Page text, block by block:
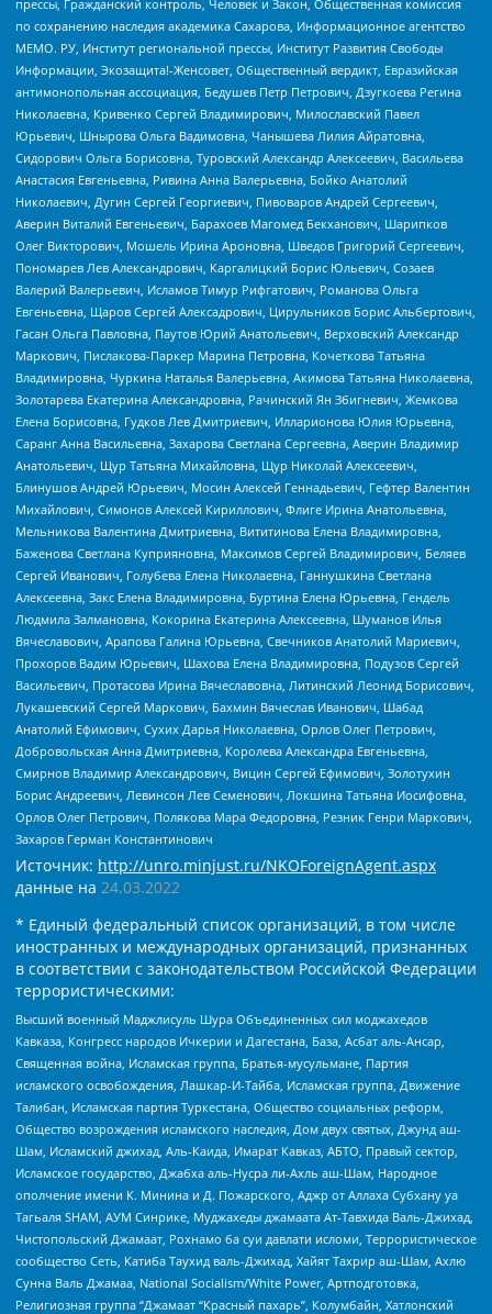
прессы, Гражданский контроль, Человек и Закон, Общественная комиссия
по сохранению наследия академика Сахарова, Информационное агентство
МЕМО. РУ, Институт региональной прессы, Институт Развития Свободы
Информации, Экозащита!-Женсовет, Общественный вердикт, Евразийская
антимонопольная ассоциация, Бедушев Петр Петрович, Дзугкоева Регина
Николаевна, Кривенко Сергей Владимирович, Милославский Павел
Юрьевич, Шнырова Ольга Вадимовна, Чанышева Лилия Айратовна,
Сидорович Ольга Борисовна, Туровский Александр Алексеевич, Васильева
Анастасия Евгеньевна, Ривина Анна Валерьевна, Бойко Анатолий
Николаевич, Дугин Сергей Георгиевич, Пивоваров Андрей Сергеевич,
Аверин Виталий Евгеньевич, Барахоев Магомед Бекханович, Шарипков
Олег Викторович, Мошель Ирина Ароновна, Шведов Григорий Сергеевич,
Пономарев Лев Александрович, Каргалицкий Борис Юльевич, Созаев
Валерий Валерьевич, Исламов Тимур Рифгатович, Романова Ольга
Евгеньевна, Щаров Сергей Алексадрович, Цирульников Борис Альбертович,
Гасан Ольга Павловна, Паутов Юрий Анатольевич, Верховский Александр
Маркович, Пислакова-Паркер Марина Петровна, Кочеткова Татьяна
Владимировна, Чуркина Наталья Валерьевна, Акимова Татьяна Николаевна,
Золотарева Екатерина Александровна, Рачинский Ян Збигневич, Жемкова
Елена Борисовна, Гудков Лев Дмитриевич, Илларионова Юлия Юрьевна,
Саранг Анна Васильевна, Захарова Светлана Сергеевна, Аверин Владимир
Анатольевич, Щур Татьяна Михайловна, Щур Николай Алексеевич,
Блинушов Андрей Юрьевич, Мосин Алексей Геннадьевич, Гефтер Валентин
Михайлович, Симонов Алексей Кириллович, Флиге Ирина Анатольевна,
Мельникова Валентина Дмитриевна, Вититинова Елена Владимировна,
Баженова Светлана Куприяновна, Максимов Сергей Владимирович, Беляев
Сергей Иванович, Голубева Елена Николаевна, Ганнушкина Светлана
Алексеевна, Закс Елена Владимировна, Буртина Елена Юрьевна, Гендель
Людмила Залмановна, Кокорина Екатерина Алексеевна, Шуманов Илья
Вячеславович, Арапова Галина Юрьевна, Свечников Анатолий Мариевич,
Прохоров Вадим Юрьевич, Шахова Елена Владимировна, Подузов Сергей
Васильевич, Протасова Ирина Вячеславовна, Литинский Леонид Борисович,
Лукашевский Сергей Маркович, Бахмин Вячеслав Иванович, Шабад
Анатолий Ефимович, Сухих Дарья Николаевна, Орлов Олег Петрович,
Добровольская Анна Дмитриевна, Королева Александра Евгеньевна,
Смирнов Владимир Александрович, Вицин Сергей Ефимович, Золотухин
Борис Андреевич, Левинсон Лев Семенович, Локшина Татьяна Иосифовна,
Орлов Олег Петрович, Полякова Мара Федоровна, Резник Генри Маркович,
Захаров Герман Константинович
Источник: http://unro.minjust.ru/NKOForeignAgent.aspx
данные на 24.03.2022
* Единый федеральный список организаций, в том числе
иностранных и международных организаций, признанных
в соответствии с законодательством Российской Федерации
террористическими:
Высший военный Маджлисуль Шура Объединенных сил моджахедов
Кавказа, Конгресс народов Ичкерии и Дагестана, База, Асбат аль-Ансар,
Священная война, Исламская группа, Братья-мусульмане, Партия
исламского освобождения, Лашкар-И-Тайба, Исламская группа, Движение
Талибан, Исламская партия Туркестана, Общество социальных реформ,
Общество возрождения исламского наследия, Дом двух святых, Джунд аш-
Шам, Исламский джихад, Аль-Каида, Имарат Кавказ, АБТО, Правый сектор,
Исламское государство, Джабха аль-Нусра ли-Ахль аш-Шам, Народное
ополчение имени К. Минина и Д. Пожарского, Аджр от Аллаха Субхану уа
Тагьаля SHAM, АУМ Синрике, Муджахеды джамаата Ат-Тавхида Валь-Джихад,
Чистопольский Джамаат, Рохнамо ба суи давлати исломи, Террористическое
сообщество Сеть, Катиба Таухид валь-Джихад, Хайят Тахрир аш-Шам, Ахлю
Сунна Валь Джамаа, National Socialism/White Power, Артподготовка,
Религиозная группа “Джамаат “Красный пахарь”, Колумбайн, Хатлонский